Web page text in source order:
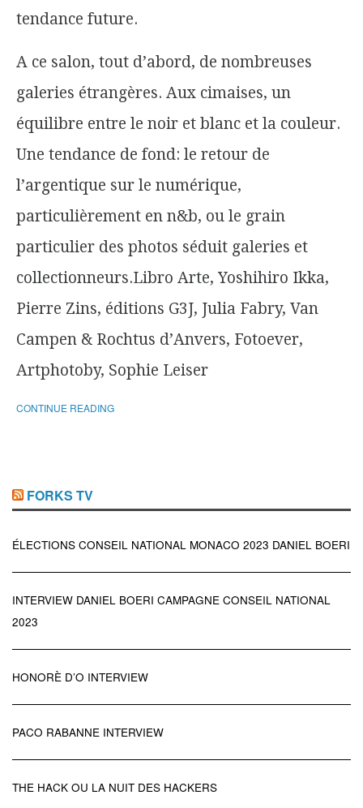
tendance future.
A ce salon, tout d’abord, de nombreuses
galeries étrangères. Aux cimaises, un
équilibre entre le noir et blanc et la couleur.
Une tendance de fond: le retour de
l’argentique sur le numérique,
particulièrement en n&b, ou le grain
particulier des photos séduit galeries et
collectionneurs.Libro Arte, Yoshihiro Ikka,
Pierre Zins, éditions G3J, Julia Fabry, Van
Campen & Rochtus d’Anvers, Fotoever,
Artphotoby, Sophie Leiser
CONTINUE READING
FORKS TV
ÉLECTIONS CONSEIL NATIONAL MONACO 2023 DANIEL BOERI
INTERVIEW DANIEL BOERI CAMPAGNE CONSEIL NATIONAL
2023
HONORÈ D’O INTERVIEW
PACO RABANNE INTERVIEW
THE HACK OU LA NUIT DES HACKERS